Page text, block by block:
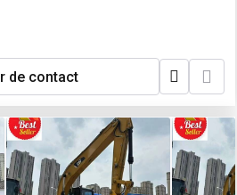
de contact